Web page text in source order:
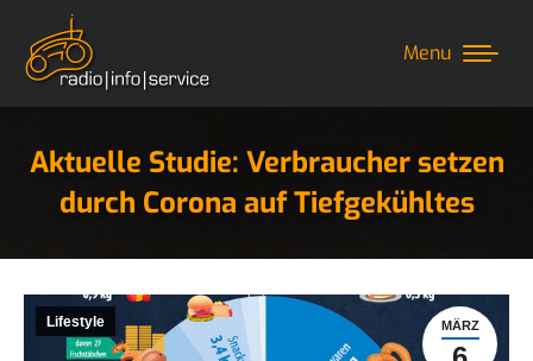
Menu
Aktuelle Studie: Verbraucher setzen
durch Corona auf Tiefgekühltes
MÄRZ
Lifestyle